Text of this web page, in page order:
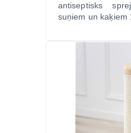
antiseptisks
suņiem un kaķiem